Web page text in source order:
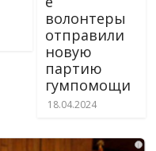
волонтеры
отправили
новую
партию
гумпомощи
18.04.2024
i